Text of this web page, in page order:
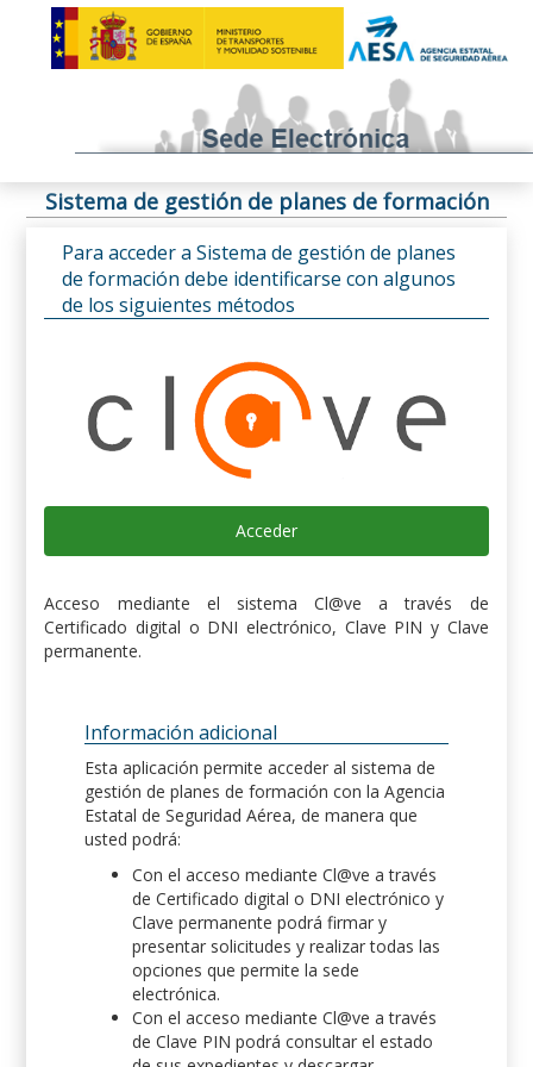
Sistema de gestión de planes de formación
Para acceder a Sistema de gestión de planes
de formación debe identificarse con algunos
de los siguientes métodos
Acceder
Acceso mediante el sistema Cl@ve a través de
Certificado digital o DNI electrónico, Clave PIN y Clave
permanente.
Información adicional
Esta aplicación permite acceder al sistema de
gestión de planes de formación con la Agencia
Estatal de Seguridad Aérea, de manera que
usted podrá:
Con el acceso mediante Cl@ve a través
de Certificado digital o DNI electrónico y
Clave permanente podrá firmar y
presentar solicitudes y realizar todas las
opciones que permite la sede
electrónica.
Con el acceso mediante Cl@ve a través
de Clave PIN podrá consultar el estado